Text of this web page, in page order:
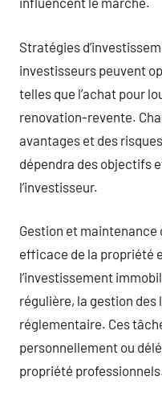
Stratégies
investisseurs peuvent
telles que l’achat pour
renovation-revente.
avantages et des
dépendra des objectifs
l’investisseur.
Gestion et
efficace de la propriété
l’investissement
régulière, la gestion
réglementaire. Ces
personnellement ou
propriété